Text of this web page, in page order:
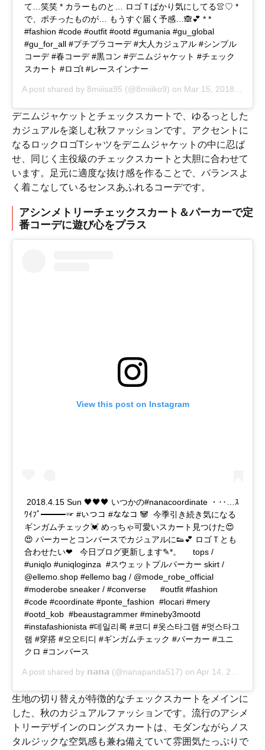
て…笑笑 * カラーものと… ロゴＴばかり気にしてる👚♡ *
で、ポチったものが… もうすぐ届く予感…🙈💕 * *
#fashion #code #outfit #ootd #gumania #gu_global
#gu_for_all #プチプラコーデ #大人カジュアル #シンプル
コーデ #春コーデ #黒コン #デニムジャケット #チェック
スカート #ロゴt #レースインナー
A post shared by 8miiisa95 (@8miiiko9) on Mar 15, 2018 at 4:15am PDT
デニムジャケットとチェックスカートで、ゆるっとした
カジュアルを楽しむ秋ファッションです。アクセントに
なるロックロゴTシャツをデニムジャケットの中に忍ば
せ、同じく主役級のチェックスカートと大胆に合わせて
います。足元に適度な抜け感を作ることで、バランスよ
く着こなしているセンスあふれるコーデです。
アシンメトリーチェックスカート＆パーカーで定
番コーデに遊び心をプラス
View this post on Instagram
ㅤ 2018.4.15 Sun 🖤🖤🖤 いつかの#nanacoordinate ・‥…ｽ
ﾜｲﾌﾟ━━━☞ #いつコ #ななコ 🐼 ㅤ 今季引き続き気になる
ギンガムチェック💓 めっちゃ可愛いスカート見つけた😍
😍 パーカーとコンバースでカジュアルに👟💕 ロゴＴとも
合わせたい❤ ㅤ ㅤ 今日ブログ更新します✎*。 ㅤ ㅤ ㅤ ㅤ tops /
#uniqlo #uniqloginza #スウェットプルパーカー skirt /
@ellemo.shop #ellemo bag / @mode_robe_official
#moderobe sneaker / #converse ㅤ ㅤ ㅤ ㅤ ㅤ #outfit #fashion
#code #coordinate #ponte_fashion #locari #mery
#ootd_kob #beaustagrammer #mineby3mootd
#instafashionista #데일리록 #코디 #옷스타그램 #멋스타그
램 #穿搭 #오오티디 #ギンガムチェック #パーカー #ユニ
クロ #コンバース
A post shared by 𝗻𝗮𝗻𝗮 (@nanapanda517) on Apr 14, 2018 at 3:48pm PDT
生地の切り替えが特徴的なチェックスカートをメインに
した、秋のカジュアルファッションです。流行のアシメ
トリーデザインのロングスカートは、モダンながらノス
タルジックな空気感も兼ね備えていて雰囲気たっぷりで